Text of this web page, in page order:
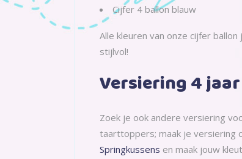
Cijfer 4 ballon blauw
Alle kleuren van onze cijfer
stijlvol!
Versiering 4 jaar
Zoek je ook andere versiering
taarttoppers; maak je versiering
Springkussens en maak jouw